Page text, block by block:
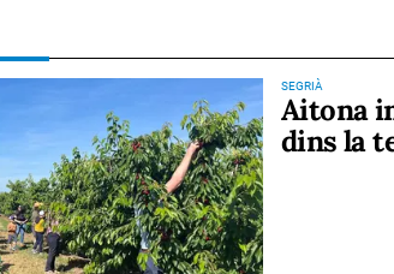
SEGRIÀ
Aitona
dins la